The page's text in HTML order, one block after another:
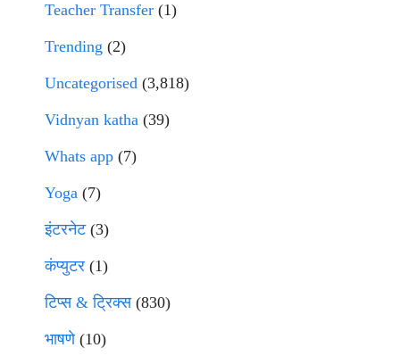
Teacher Transfer (1)
Trending (2)
Uncategorised (3,818)
Vidnyan katha (39)
Whats app (7)
Yoga (7)
इंटरनेट(3)
कंप्युटर (1)
टिप्स & ट्रिक्स(830)
भाषणे(10)